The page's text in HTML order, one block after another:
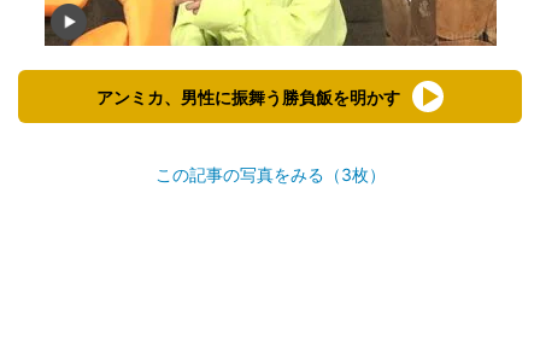
アンミカ、男性に振舞う勝負飯を明かす
この記事の写真をみる（3枚）